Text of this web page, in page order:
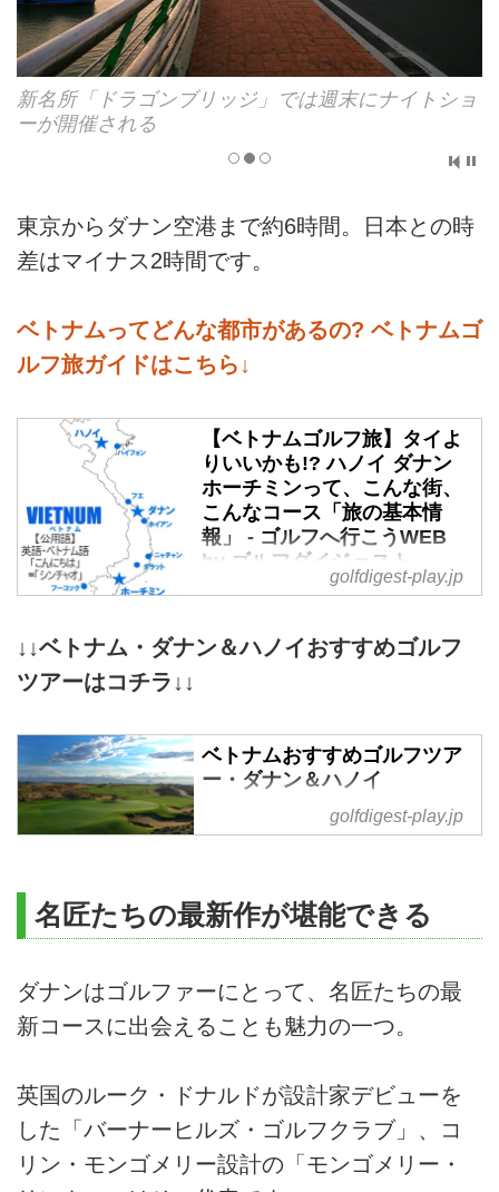
古都ホイアンは夜がおススメ
東京からダナン空港まで約6時間。日本との時
差はマイナス2時間です。
ベトナムってどんな都市があるの? ベトナムゴ
ルフ旅ガイドはこちら↓
【ベトナムゴルフ旅】タイよ
りいいかも!? ハノイ ダナン
ホーチミンって、こんな街、
こんなコース「旅の基本情
報」 - ゴルフへ行こうWEB
by ゴルフダイジェスト
東南アジアのゴルフ旅行といえ
ップですが、ここ10年で急激に追
足並みを揃えるごとくビーチリゾ
ートや四つ星以上のホテルも増
ています。現在、ベトナムには58
界のインバウンドゴルファーを対
象に2000年前後から造られ始め
基準」と呼べる戦略性の高いレイ
アウトと...
golfdigest-play.jp
↓↓ベトナム・ダナン＆ハノイおすすめゴルフ
ツアーはコチラ↓↓
ベトナムおすすめゴルフツア
ー・ダナン＆ハノイ
ベトナム中部のビーチリゾート・
ダナンはおすすめのゴルフリゾー
力(全コースキャディ付き)、一人
予約可能【ゴルフダイジェスト社
golfdigest-play.jp
名匠たちの最新作が堪能できる
ダナンはゴルファーにとって、名匠たちの最
新コースに出会えることも魅力の一つ。
英国のルーク・ドナルドが設計家デビューを
した「バーナーヒルズ・ゴルフクラブ」、コ
リン・モンゴメリー設計の「モンゴメリー・